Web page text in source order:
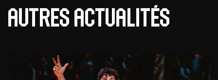
Autres actualités